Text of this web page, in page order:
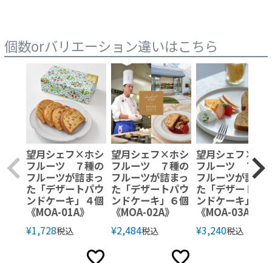
個数orバリエーション違いはこちら
望月シェフ×ホシ
フルーツ ７種の
フルーツが詰まっ
た「デザートパウ
ンドケーキ」４個
《MOA-01A》
¥1,728税込
望月シェフ×ホシ
フルーツ ７種の
フルーツが詰まっ
た「デザートパウ
ンドケーキ」６個
《MOA-02A》
¥2,484税込
望月シェフ×ホ
フルーツ ７種
フルーツが詰ま
た「デザートパ
ンドケーキ」８
《MOA-03A》
¥3,240税込